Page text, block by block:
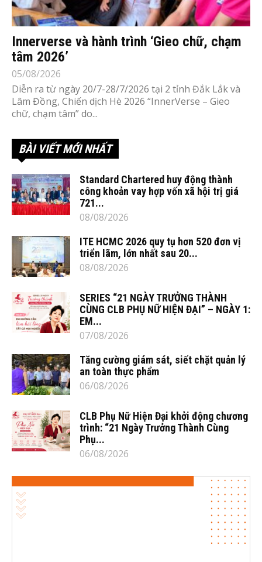
Innerverse và hành trình ‘Gieo chữ, chạm
tâm 2026’
05/08/2026
Diễn ra từ ngày 20/7-28/7/2026 tại 2 tỉnh Đắk Lắk và
Lâm Đồng, Chiến dịch Hè 2026 “InnerVerse – Gieo
chữ, chạm tâm” do...
BÀI VIẾT MỚI NHẤT
Standard Chartered huy động thành
công khoản vay hợp vốn xã hội trị giá
721...
08/08/2026
ITE HCMC 2026 quy tụ hơn 520 đơn vị
triển lãm, lớn nhất sau 20...
08/08/2026
SERIES “21 NGÀY TRƯỞNG THÀNH
CÙNG CLB PHỤ NỮ HIỆN ĐẠI” – NGÀY 1:
EM...
07/08/2026
Tăng cường giám sát, siết chặt quản lý
an toàn thực phẩm
06/08/2026
CLB Phụ Nữ Hiện Đại khởi động chương
trình: “21 Ngày Trưởng Thành Cùng
Phụ...
06/08/2026